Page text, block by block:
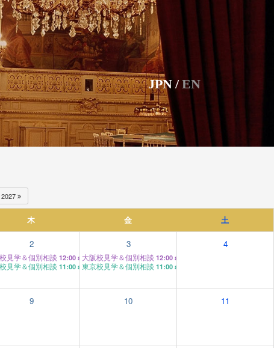
JPN / EN
2027
木 金 土
2
見学＆個別相談 12:00 am
見学＆個別相談 11:00 am
3
大阪校見学＆個別相談 12:00 am
東京校見学＆個別相談 11:00 am
4
9 10 11